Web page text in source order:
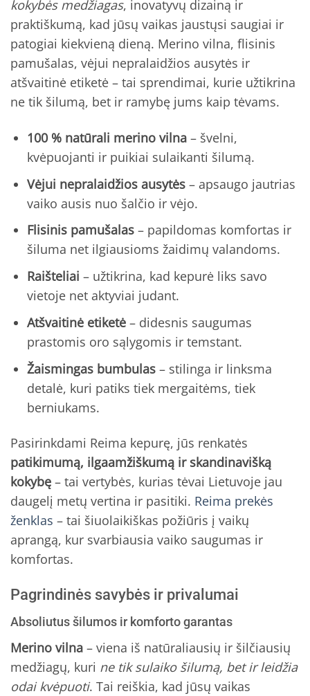
kokybės medžiagas, inovatyvų dizainą ir
praktiškumą, kad jūsų vaikas jaustųsi saugiai ir
patogiai kiekvieną dieną. Merino vilna, flisinis
pamušalas, vėjui nepralaidžios ausytės ir
atšvaitinė etiketė – tai sprendimai, kurie užtikrina
ne tik šilumą, bet ir ramybę jums kaip tėvams.
100 % natūrali merino vilna– švelni,
kvėpuojanti ir puikiai sulaikanti šilumą.
Vėjui nepralaidžios ausytės– apsaugo jautrias
vaiko ausis nuo šalčio ir vėjo.
Flisinis pamušalas– papildomas komfortas ir
šiluma net ilgiausioms žaidimų valandoms.
Raišteliai – užtikrina, kad kepurė liks savo
vietoje net aktyviai judant.
Atšvaitinė etiketė– didesnis saugumas
prastomis oro sąlygomis ir temstant.
Žaismingas bumbulas– stilinga ir linksma
detalė, kuri patiks tiek mergaitėms, tiek
berniukams.
Pasirinkdami Reima kepurę, jūs renkatės
patikimumą, ilgaamžiškumą ir skandinavišką
kokybę – tai vertybės, kurias tėvai Lietuvoje jau
daugelį metų vertina ir pasitiki. Reima prekės
ženklas – tai šiuolaikiškas požiūris į vaikų
aprangą, kur svarbiausia vaiko saugumas ir
komfortas.
Pagrindinės savybės ir privalumai
Absoliutus šilumos ir komforto garantas
Merino vilna – viena iš natūraliausių ir šilčiausių
medžiagų, kuri ne tik sulaiko šilumą, bet ir leidžia
odai kvėpuoti. Tai reiškia, kad jūsų vaikas